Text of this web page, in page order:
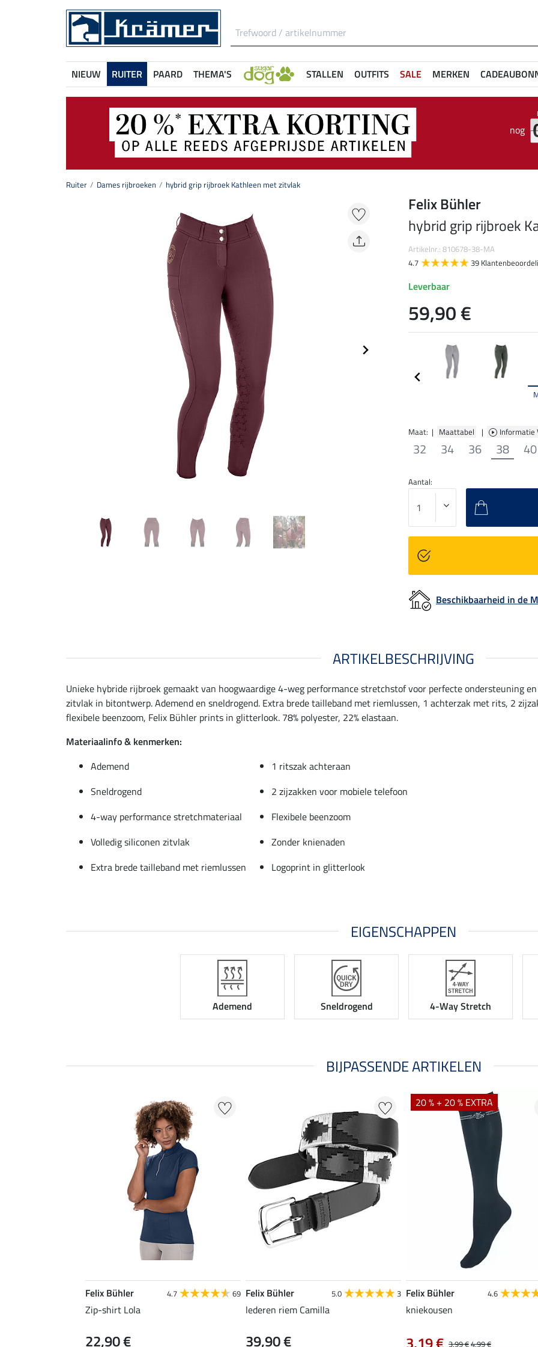
NIEUW RUITER PAARD THEMA'S STALLEN OUTFITS SALE MERKEN
nog
Ruiter Dames rijbroeken hybrid grip rijbroek Kathleen met zitvlak
Maat: | Maattabel | Informatie
32 34 36 38 40
Felix Bühler
hybrid grip rijbroek
Artikelnr.: 810678-38-MA
4.7
39
Leverbaar
59,90 €
Aantal:
Beschikbaarheid in de
ARTIKELBESCHRIJVING
Unieke hybride rijbroek gemaakt van hoogwaardige 4-weg performance stretchstof voor perfecte ondersteuning
zitvlak in bitontwerp. Ademend en sneldrogend. Extra brede tailleband met riemlussen, 1 achterzak met rits, 2
flexibele beenzoom, Felix Bühler prints in glitterlook. 78% polyester, 22% elastaan.
Materiaalinfo & kenmerken:
Ademend
1 ritszak achteraan
Sneldrogend
2 zijzakken voor mobiele telefoon
4-way performance stretchmateriaal
Flexibele beenzoom
Volledig siliconen zitvlak
Zonder knienaden
Extra brede tailleband met riemlussen
Logoprint in glitterlook
EIGENSCHAPPEN
Ademend Sneldrogend 4-Way Stretch
BIJPASSENDE ARTIKELEN
Felix Bühler 4.7 69
Zip-shirt Lola
22,90 €
Felix Bühler 5.0 3
lederen riem Camilla
39,90 €
20 % + 20 % EXTRA
Felix Bühler 4.6
kniekousen
3,99 €4,99 €
3,19 €